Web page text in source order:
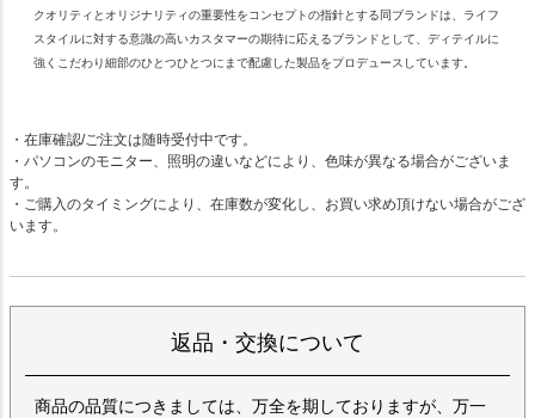
クオリティとオリジナリティの重要性をコンセプトの指針とする同ブランドは、ライフ
スタイルに対する意識の高いカスタマーの期待に応えるブランドとして、ディテイルに
強くこだわり細部のひとつひとつにまで配慮した製品をプロデュースしています。
・在庫確認/ご注文は随時受付中です。
・パソコンのモニター、照明の違いなどにより、色味が異なる場合がございま
す。
・ご購入のタイミングにより、在庫数が変化し、お買い求め頂けない場合がござ
います。
返品・交換について
商品の品質につきましては、万全を期しておりますが、万一